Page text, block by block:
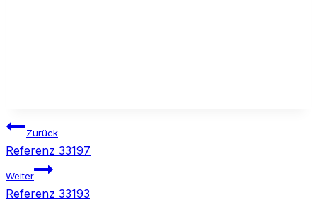
Beitragsnavigation
Zurück
Referenz 33197
Weiter
Referenz 33193